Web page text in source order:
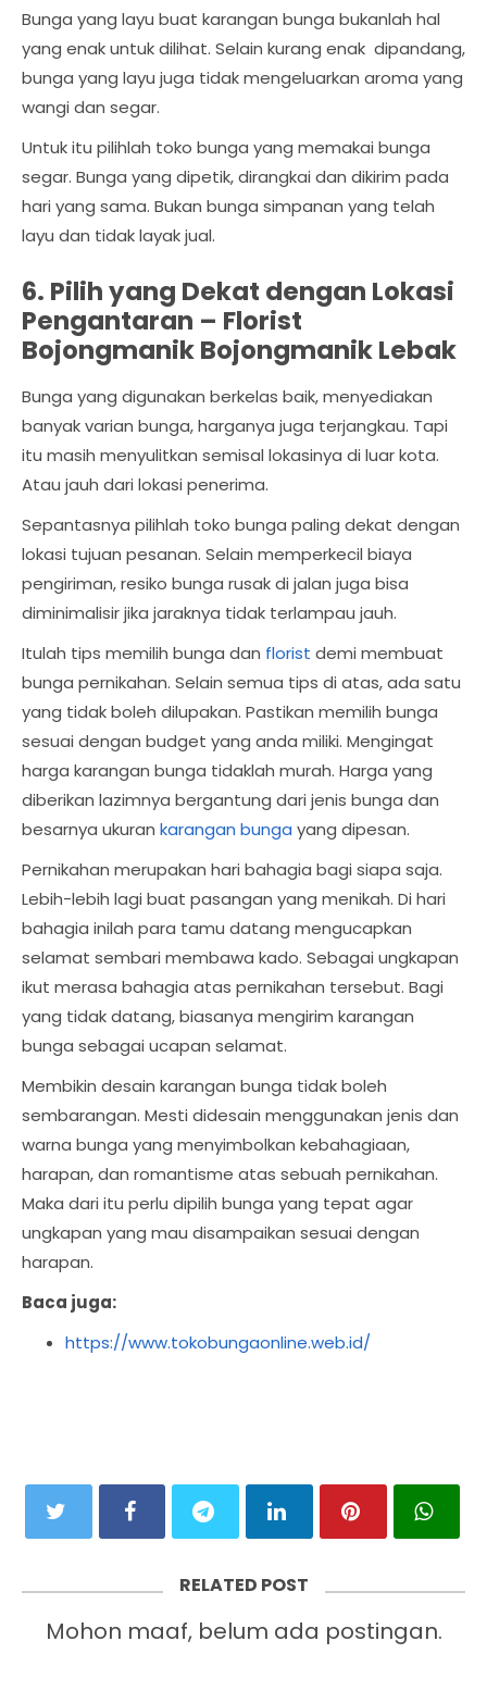
Bunga yang layu buat karangan bunga bukanlah hal
yang enak untuk dilihat. Selain kurang enak dipandang,
bunga yang layu juga tidak mengeluarkan aroma yang
wangi dan segar.
Untuk itu pilihlah toko bunga yang memakai bunga
segar. Bunga yang dipetik, dirangkai dan dikirim pada
hari yang sama. Bukan bunga simpanan yang telah
layu dan tidak layak jual.
6. Pilih yang Dekat dengan Lokasi
Pengantaran – Florist
Bojongmanik Bojongmanik Lebak
Bunga yang digunakan berkelas baik, menyediakan
banyak varian bunga, harganya juga terjangkau. Tapi
itu masih menyulitkan semisal lokasinya di luar kota.
Atau jauh dari lokasi penerima.
Sepantasnya pilihlah toko bunga paling dekat dengan
lokasi tujuan pesanan. Selain memperkecil biaya
pengiriman, resiko bunga rusak di jalan juga bisa
diminimalisir jika jaraknya tidak terlampau jauh.
Itulah tips memilih bunga dan florist demi membuat
bunga pernikahan. Selain semua tips di atas, ada satu
yang tidak boleh dilupakan. Pastikan memilih bunga
sesuai dengan budget yang anda miliki. Mengingat
harga karangan bunga tidaklah murah. Harga yang
diberikan lazimnya bergantung dari jenis bunga dan
besarnya ukuran karangan bunga yang dipesan.
Pernikahan merupakan hari bahagia bagi siapa saja.
Lebih-lebih lagi buat pasangan yang menikah. Di hari
bahagia inilah para tamu datang mengucapkan
selamat sembari membawa kado. Sebagai ungkapan
ikut merasa bahagia atas pernikahan tersebut. Bagi
yang tidak datang, biasanya mengirim karangan
bunga sebagai ucapan selamat.
Membikin desain karangan bunga tidak boleh
sembarangan. Mesti didesain menggunakan jenis dan
warna bunga yang menyimbolkan kebahagiaan,
harapan, dan romantisme atas sebuah pernikahan.
Maka dari itu perlu dipilih bunga yang tepat agar
ungkapan yang mau disampaikan sesuai dengan
harapan.
Baca juga:
https://www.tokobungaonline.web.id/
RELATED POST
Mohon maaf, belum ada postingan.